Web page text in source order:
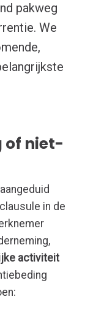
pakweg
We
of niet-
in de
activiteit